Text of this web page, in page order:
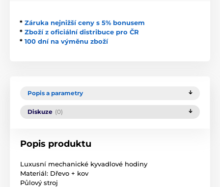
* Záruka nejnižší ceny s 5% bonusem
* Zboží z oficiální distribuce pro ČR
* 100 dní na výměnu zboží
Popis a parametry
Diskuze (0)
Popis produktu
Luxusní mechanické kyvadlové hodiny
Materiál: Dřevo + kov
Půlový stroj